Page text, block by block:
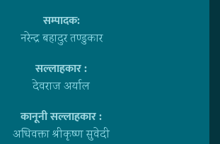
सम्पादक:
नरेन्द्र बहादुर तण्डुकार
सल्लाहकार :
देवराज अर्याल
कानूनी सल्लाहकार :
अधिवक्ता श्रीकृष्ण सुवेदी